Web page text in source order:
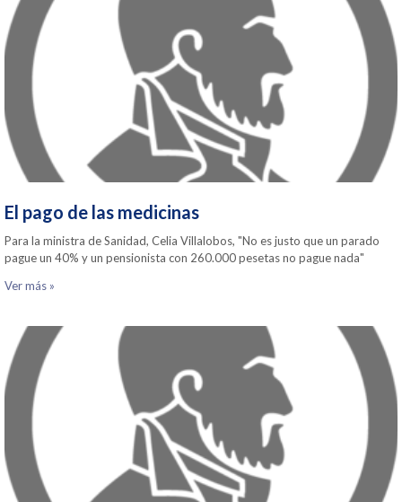
El pago de las medicinas
Para la ministra de Sanidad, Celia Villalobos, "No es justo que un parado
pague un 40% y un pensionista con 260.000 pesetas no pague nada"
Ver más »